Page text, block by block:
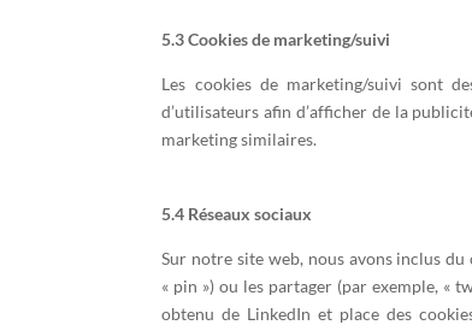
5.3 Cookies de marketing/suivi
Les cookies de marketing/suivi sont
d’utilisateurs afin d’afficher de la
marketing similaires.
5.4 Réseaux sociaux
Sur notre site web, nous avons inclus
« pin ») ou les partager (par exemple, «
obtenu de LinkedIn et place des